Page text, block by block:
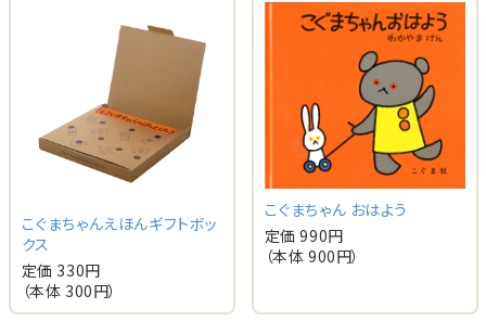
こぐまちゃんえほんギフトボッ
クス
定価 330円
（本体 300円）
こぐまちゃん おはよう
定価 990円
（本体 900円）